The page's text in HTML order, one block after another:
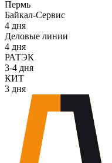
Пермь
Байкал-Сервис
4 дня
Деловые линии
4 дня
РАТЭК
3-4 дня
КИТ
3 дня